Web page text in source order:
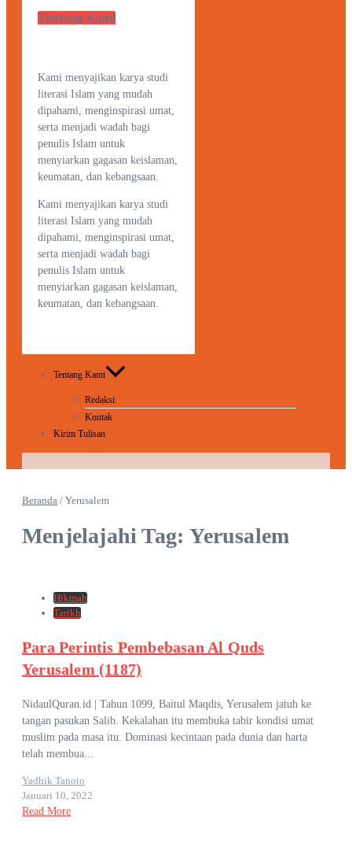
Tentang Kami
Kami menyajikan karya studi
literasi Islam yang mudah
dipahami, menginspirasi umat,
serta menjadi wadah bagi
penulis Islam untuk
menyiarkan gagasan keislaman,
keumatan, dan kebangsaan.
Kami menyajikan karya studi
literasi Islam yang mudah
dipahami, menginspirasi umat,
serta menjadi wadah bagi
penulis Islam untuk
menyiarkan gagasan keislaman,
keumatan, dan kebangsaan.
Tentang Kami
Redaksi
Kontak
Kirim Tulisan
Beranda / Yerusalem
Menjelajahi Tag: Yerusalem
Hikmah
Tarikh
Para Perintis Pembebasan Al Quds
Yerusalem (1187)
NidaulQuran.id | Tahun 1099, Baitul Maqdis, Yerusalem jatuh ke
tangan pasukan Salib. Kekalahan itu membuka tabir kondisi umat
muslim pada masa itu. Dominasi kecintaan pada dunia dan harta
telah membua...
Yadhik Tanoto
Januari 10, 2022
Read More